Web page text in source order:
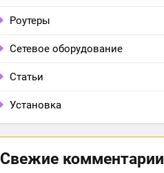
Роутеры
Сетевое оборудование
Статьи
Установка
Свежие комментарии